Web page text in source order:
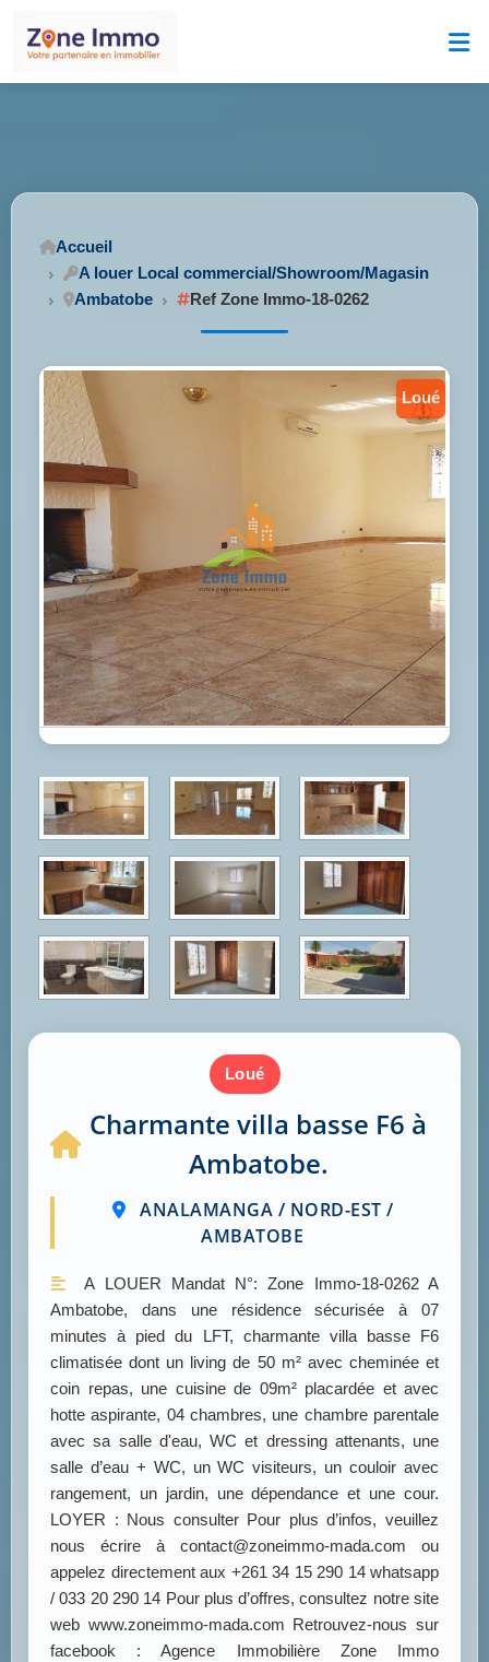
Accueil
A louer Local commercial/Showroom/Magasin
Ambatobe
Ref Zone Immo-18-0262
loué
loué
Charmante villa basse F6 à
Ambatobe.
ANALAMANGA / NORD-EST /
AMBATOBE
A LOUER Mandat N°: Zone Immo-18-0262 A
Ambatobe, dans une résidence sécurisée à 07
minutes à pied du LFT, charmante villa basse F6
climatisée dont un living de 50 m² avec cheminée et
coin repas, une cuisine de 09m² placardée et avec
hotte aspirante, 04 chambres, une chambre parentale
avec sa salle d'eau, WC et dressing attenants, une
salle d’eau + WC, un WC visiteurs, un couloir avec
rangement, un jardin, une dépendance et une cour.
LOYER : Nous consulter Pour plus d’infos, veuillez
nous écrire à contact@zoneimmo-mada.com ou
appelez directement aux +261 34 15 290 14 whatsapp
/ 033 20 290 14 Pour plus d’offres, consultez notre site
web www.zoneimmo-mada.com Retrouvez-nous sur
facebook : Agence Immobilière Zone Immo